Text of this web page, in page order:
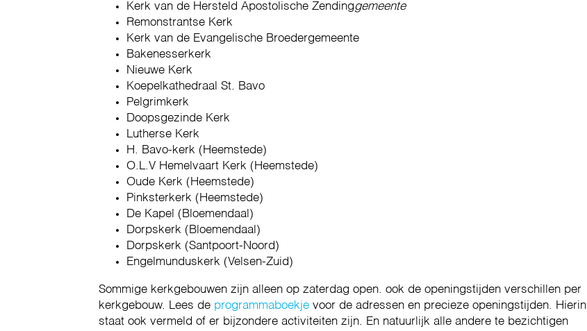
Kerk van de Hersteld Apostolische Zendinggemeente
Remonstrantse Kerk
Kerk van de Evangelische Broedergemeente
Bakenesserkerk
Nieuwe Kerk
Koepelkathedraal St. Bavo
Pelgrimkerk
Doopsgezinde Kerk
Lutherse Kerk
H. Bavo-kerk (Heemstede)
O.L.V Hemelvaart Kerk (Heemstede)
Oude Kerk (Heemstede)
Pinksterkerk (Heemstede)
De Kapel (Bloemendaal)
Dorpskerk (Bloemendaal)
Dorpskerk (Santpoort-Noord)
Engelmunduskerk (Velsen-Zuid)
Sommige kerkgebouwen zijn alleen op zaterdag open. ook de openingstijden verschillen per
kerkgebouw. Lees de programmaboekje voor de adressen en precieze openingstijden. Hierin
staat ook vermeld of er bijzondere activiteiten zijn. En natuurlijk alle andere te bezichtigen